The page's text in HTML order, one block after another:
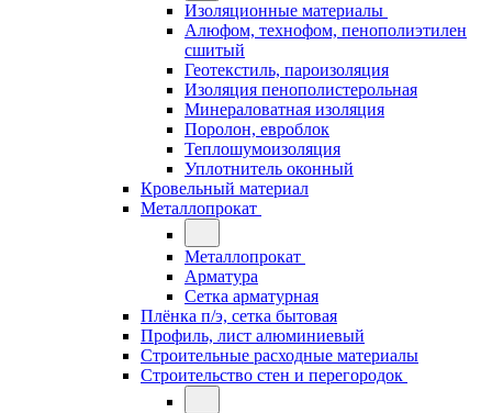
Изоляционные материалы
Алюфом, технофом, пенополиэтилен
сшитый
Геотекстиль, пароизоляция
Изоляция пенополистерольная
Минераловатная изоляция
Поролон, евроблок
Теплошумоизоляция
Уплотнитель оконный
Кровельный материал
Металлопрокат
Металлопрокат
Арматура
Сетка арматурная
Плёнка п/э, сетка бытовая
Профиль, лист алюминиевый
Строительные расходные материалы
Строительство стен и перегородок